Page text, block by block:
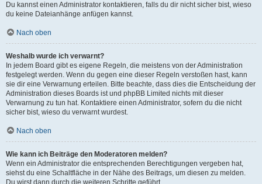
Du kannst einen Administrator kontaktieren, falls du dir nicht sicher bist, wieso
du keine Dateianhänge anfügen kannst.
Nach oben
Weshalb wurde ich verwarnt?
In jedem Board gibt es eigene Regeln, die meistens von der Administration
festgelegt werden. Wenn du gegen eine dieser Regeln verstoßen hast, kann
sie dir eine Verwarnung erteilen. Bitte beachte, dass dies die Entscheidung der
Administration dieses Boards ist und phpBB Limited nichts mit dieser
Verwarnung zu tun hat. Kontaktiere einen Administrator, sofern du die nicht
sicher bist, wieso du verwarnt wurdest.
Nach oben
Wie kann ich Beiträge den Moderatoren melden?
Wenn ein Administrator die entsprechenden Berechtigungen vergeben hat,
siehst du eine Schaltfläche in der Nähe des Beitrags, um diesen zu melden.
Du wirst dann durch die weiteren Schritte geführt.